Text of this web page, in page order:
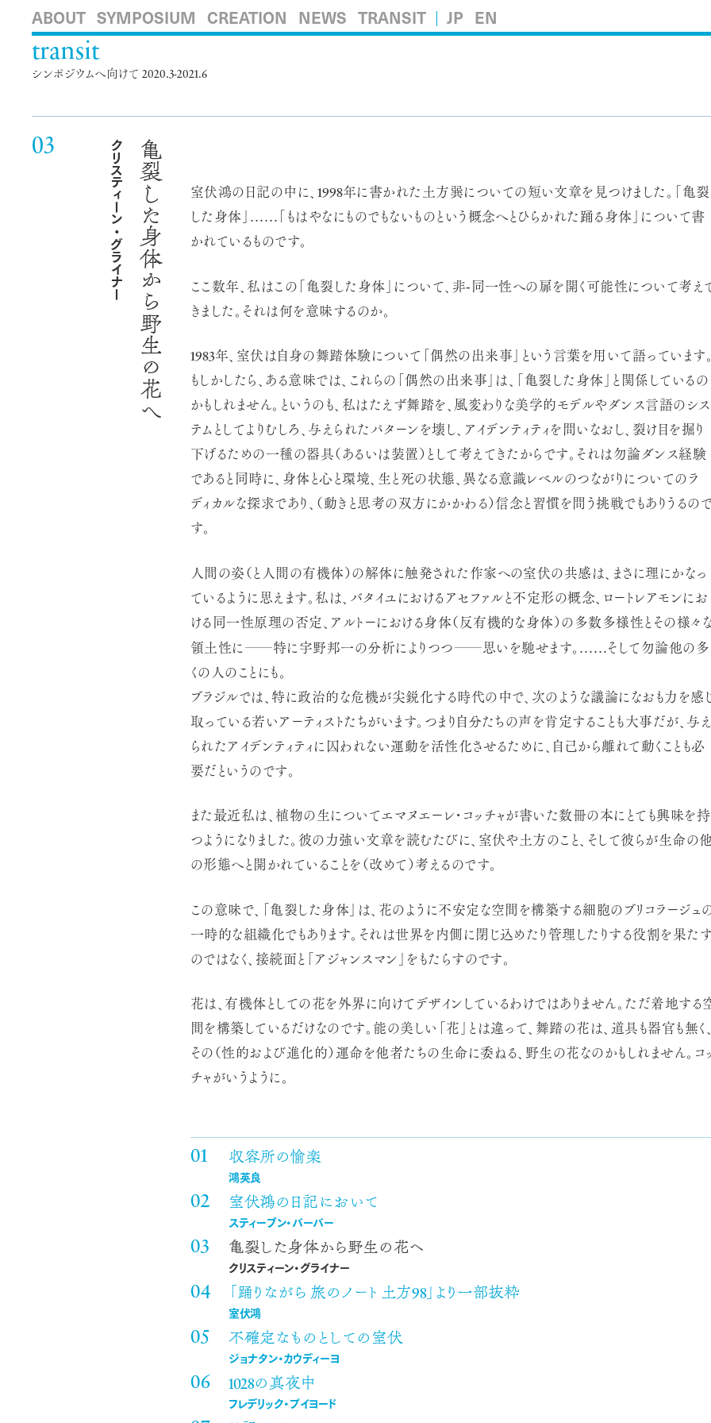
ABOUT SYMPOSIUM CREATION NEWS TRANSIT JP EN
transit
シンポジウムへ向けて 2020.3-2021.6
03 亀裂した身体から野生の花へ
クリスティーン・グライナー 室伏鴻の日記の中に、 1998年に書かれた土方巽についての短い文章を見つけました。「亀裂
した身体」……「もはやなにものでもないものという概念へとひらかれた踊る身体」について書
かれているものです。
ここ数年、私はこの「亀裂した身体」について、非‐同一性への扉を開く可能性について考え
きました。それは何を意味するのか。
1983年、室伏は自身の舞踏体験について「偶然の出来事」という言葉を用いて語っています。
もしかしたら、ある意味では、これらの「偶然の出来事」は、「亀裂した身体」と関係しているの
かもしれません。というのも、私はたえず舞踏を、風変わりな美学的モデルやダンス言語のシス
テムとしてよりむしろ、与えられたパターンを壊し、アイデンティティを問いなおし、裂け目を掘り
下げるための一種の器具（あるいは装置）として考えてきたからです。それは勿論ダンス経験
であると同時に、身体と心と環境、生と死の状態、異なる意識レベルのつながりについてのラ
ディカルな探求であり、（動きと思考の双方にかかわる）信念と習慣を問う挑戦でもありうるの
す。
人間の姿（と人間の有機体）の解体に触発された作家への室伏の共感は、まさに理にかなっ
ているように思えます。私は、バタイユにおけるアセファルと不定形の概念、ロートレアモンにお
ける同一性原理の否定、アルトーにおける身体（反有機的な身体）の多数多様性とその様々
領土性に ──特に宇野邦一の分析によりつつ──思いを馳せます。……そして勿論他の多
くの人のことにも。
ブラジルでは、特に政治的な危機が尖鋭化する時代の中で、次のような議論になおも力を感
取っている若いアーティストたちがいます。つまり自分たちの声を肯定することも大事だが、与え
られたアイデンティティに囚われない運動を活性化させるために、自己から離れて動くことも必
要だというのです。
また最近私は、植物の生についてエマヌエーレ・コッチャが書いた数冊の本にとても興味を持
つようになりました。彼の力強い文章を読むたびに、室伏や土方のこと、そして彼らが生命の
の形態へと開かれていることを（改めて）考えるのです。
この意味で、「亀裂した身体」は、花のように不安定な空間を構築する細胞のブリコラージュ
一時的な組織化でもあります。それは世界を内側に閉じ込めたり管理したりする役割を果たす
のではなく、接続面と「アジャンスマン」をもたらすのです。
花は、有機体としての花を外界に向けてデザインしているわけではありません。ただ着地する
間を構築しているだけなのです。能の美しい「花」とは違って、舞踏の花は、道具も器官も無く、
その（性的および進化的）運命を他者たちの生命に委ねる、野生の花なのかもしれません。コ
チャがいうように。
収容所の愉楽
鴻英良
室伏鴻の日記において
スティーブン・バーバー
亀裂した身体から野生の花へ
クリスティーン・グライナー
「踊りながら 旅のノート 土方98」より一部抜粋
室伏鴻
不確定なものとしての室伏
ジョナタン・カウディーヨ
1028の真夜中
フレデリック・プイヨード